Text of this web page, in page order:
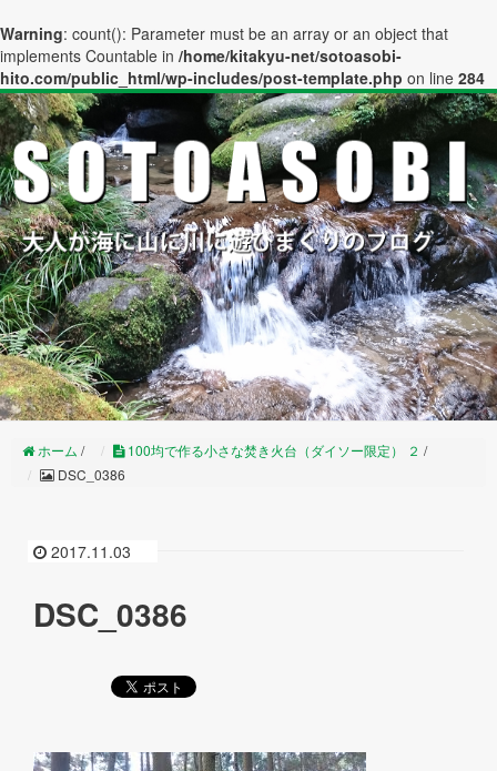
Warning: count(): Parameter must be an array or an object that
implements Countable in /home/kitakyu-net/sotoasobi-
hito.com/public_html/wp-includes/post-template.php on line 284
ホーム / 100均で作る小さな焚き火台（ダイソー限定） ２ /
DSC_0386
2017.11.03
DSC_0386